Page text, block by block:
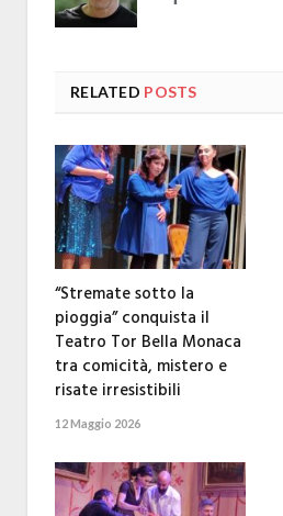
RELATED POSTS
“Stremate sotto la
pioggia” conquista il
Teatro Tor Bella Monaca
tra comicità, mistero e
risate irresistibili
12 Maggio 2026